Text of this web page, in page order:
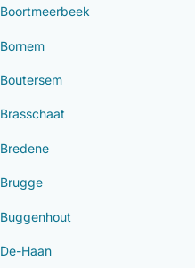
Boortmeerbeek
Bornem
Boutersem
Brasschaat
Bredene
Brugge
Buggenhout
De-Haan